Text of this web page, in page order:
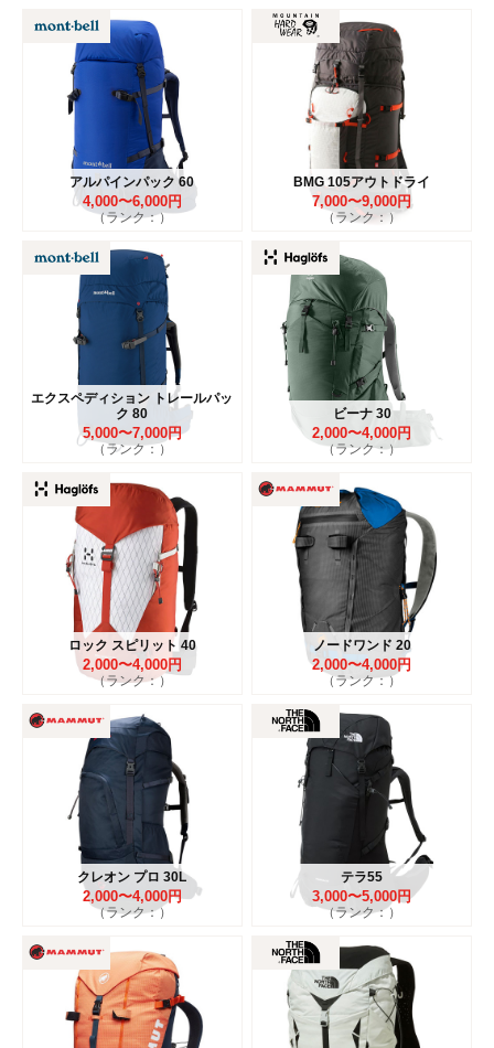
アルパインパック 60
4,000〜6,000円
（ランク：）
BMG 105アウトドライ
7,000〜9,000円
（ランク：）
エクスペディション トレールパッ
ク 80
5,000〜7,000円
（ランク：）
ビーナ 30
2,000〜4,000円
（ランク：）
ロック スピリット 40
2,000〜4,000円
（ランク：）
ノードワンド 20
2,000〜4,000円
（ランク：）
クレオン プロ 30L
2,000〜4,000円
（ランク：）
テラ55
3,000〜5,000円
（ランク：）